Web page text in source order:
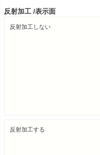
反射加工 表示面
反射加工しない
反射加工する